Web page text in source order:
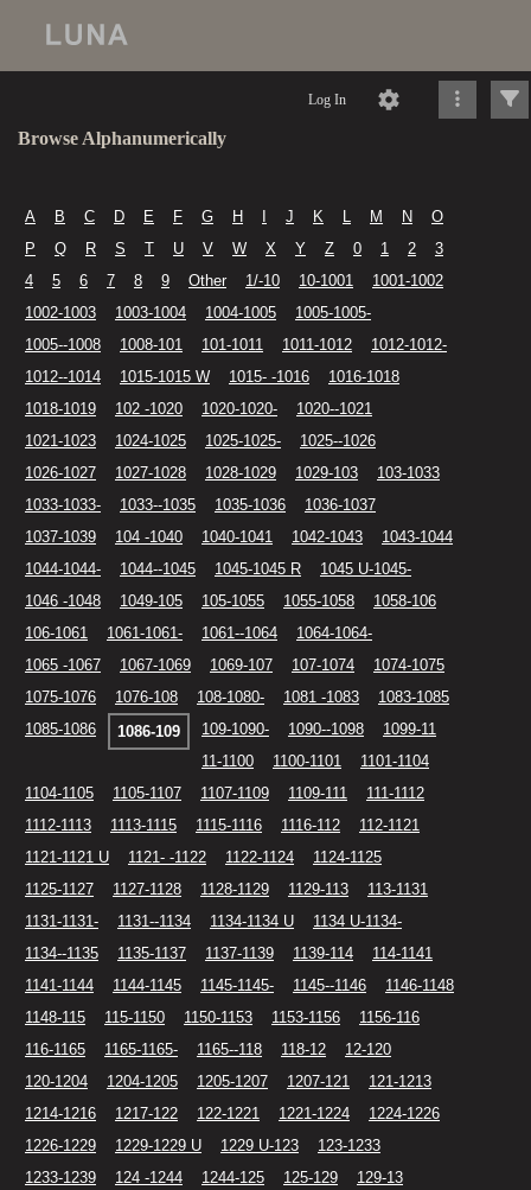
Log In
Browse Alphanumerically
A B C D E F G H J K L M N
O
P
Q R S T U V W X Y Z 0 1 2
3
4
5 6 7 8 9 Other 1/-10 10-1001
1001-1002
1002-1003
1003-1004 1004-1005
1005-1005-
1005--1008
1008-101 101-1011 1011-1012
1012-1012-
1012--1014
1015-1015 W 1015- -1016
1016-1018
1018-1019
102 -1020 1020-1020-
1020--1021
1021-1023
1024-1025 1025-1025-
1025--1026
1026-1027
1027-1028 1028-1029 1029-103
103-1033
1033-1033-
1033--1035 1035-1036
1036-1037
1037-1039
104 -1040 1040-1041 1042-1043
1043-1044
1044-1044-
1044--1045 1045-1045 R
1045 U-1045-
1046 -1048
1049-105 105-1055 1055-1058
1058-106
106-1061
1061-1061- 1061--1064
1064-1064-
1065 -1067
1067-1069 1069-107 107-1074
1074-1075
1075-1076
1076-108 108-1080- 1081 -1083
1083-1085
1085-1086
1086-109 109-1090- 1090--1098
1099-11
11-1100
1100-1101
1101-1104
1104-1105
1105-1107 1107-1109 1109-111
111-1112
1112-1113
1113-1115 1115-1116 1116-112
112-1121
1121-1121 U
1121- -1122 1122-1124
1124-1125
1125-1127
1127-1128 1128-1129 1129-113
113-1131
1131-1131-
1131--1134 1134-1134 U
1134 U-1134-
1134--1135
1135-1137 1137-1139 1139-114
114-1141
1141-1144
1144-1145 1145-1145- 1145--1146
1146-1148
1148-115
115-1150 1150-1153 1153-1156
1156-116
116-1165
1165-1165- 1165--118 118-12
12-120
120-1204
1204-1205 1205-1207 1207-121
121-1213
1214-1216
1217-122 122-1221 1221-1224
1224-1226
1226-1229
1229-1229 U 1229 U-123
123-1233
1233-1239
124 -1244 1244-125 125-129
129-13